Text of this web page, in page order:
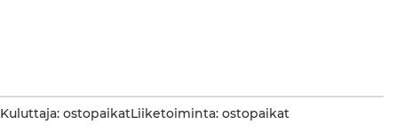
Kuluttaja: ostopaikatLiiketoiminta: ostopaikat